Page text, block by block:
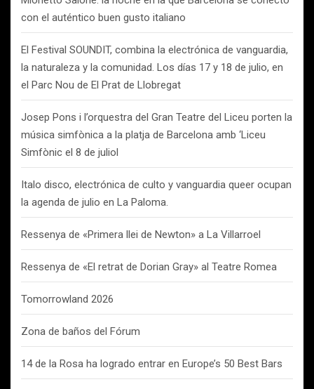
con el auténtico buen gusto italiano
El Festival SOUNDIT, combina la electrónica de vanguardia,
la naturaleza y la comunidad. Los días 17 y 18 de julio, en
el Parc Nou de El Prat de Llobregat
Josep Pons i l’orquestra del Gran Teatre del Liceu porten la
música simfònica a la platja de Barcelona amb ‘Liceu
Simfònic el 8 de juliol
Italo disco, electrónica de culto y vanguardia queer ocupan
la agenda de julio en La Paloma.
Ressenya de «Primera llei de Newton» a La Villarroel
Ressenya de «El retrat de Dorian Gray» al Teatre Romea
Tomorrowland 2026
Zona de baños del Fórum
14 de la Rosa ha logrado entrar en Europe’s 50 Best Bars